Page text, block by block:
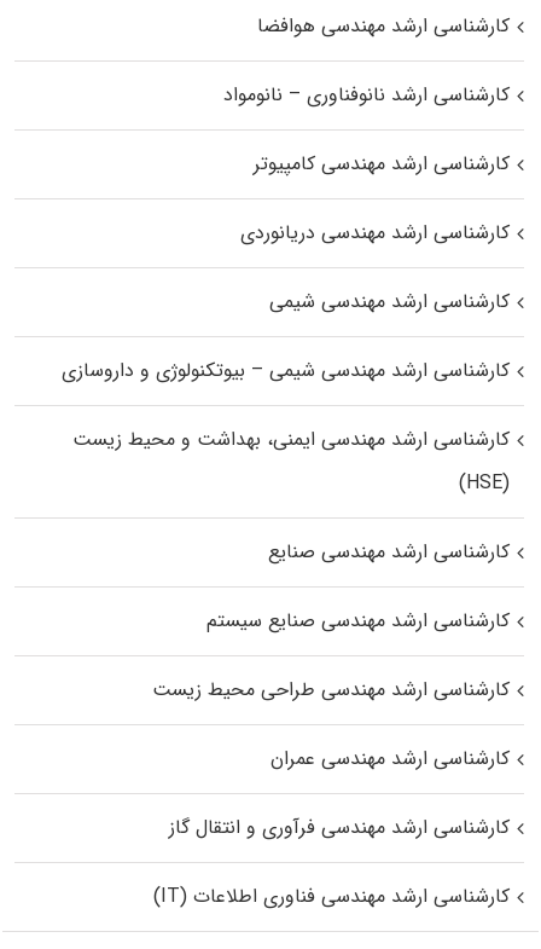
کارشناسی ارشد مهندسی هوافضا
کارشناسی ارشد نانوفناوری – نانومواد
کارشناسی ارشد مهندسی کامپیوتر
کارشناسی ارشد مهندسی دریانوردی
کارشناسی ارشد مهندسی شیمی
کارشناسی ارشد مهندسی شیمی – بیوتکنولوژی و داروسازی
کارشناسی ارشد مهندسی ایمنی، بهداشت و محیط زیست
(HSE)
کارشناسی ارشد مهندسی صنایع
کارشناسی ارشد مهندسی صنایع سیستم
کارشناسی ارشد مهندسی طراحی محیط زیست
کارشناسی ارشد مهندسی عمران
کارشناسی ارشد مهندسی فرآوری و انتقال گاز
کارشناسی ارشد مهندسی فناوری اطلاعات (IT)